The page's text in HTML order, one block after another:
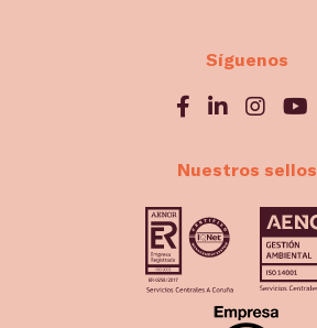
Síguenos
Nuestros sellos